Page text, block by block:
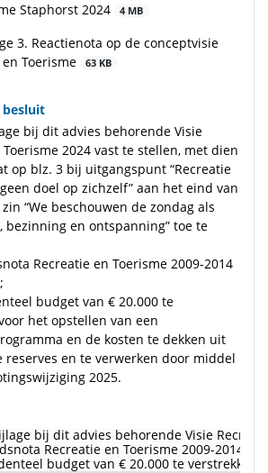
Staphorst 2024
4 MB
3. Reactienota op de conceptvisie
Toerisme
63 KB
besluit
bij dit advies behorende Visie
Toerisme 2024 vast te stellen, met dien
op blz. 3 bij uitgangspunt “Recreatie
doel op zichzelf” aan het eind van
“We beschouwen de zondag als
bezinning en ontspanning” toe te
Recreatie en Toerisme 2009-2014
budget van € 20.000 te
het opstellen van een
en de kosten te dekken uit
reserves en te verwerken door middel
2025.
bij dit advies behorende Visie
Recreatie en Toerisme 2009-2014 in
budget van € 20.000 te